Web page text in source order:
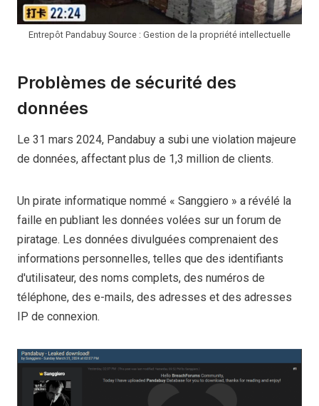
Entrepôt Pandabuy Source : Gestion de la propriété intellectuelle
Problèmes de sécurité des
données
Le 31 mars 2024, Pandabuy a subi une violation majeure
de données, affectant plus de 1,3 million de clients.
Un pirate informatique nommé « Sanggiero » a révélé la
faille en publiant les données volées sur un forum de
piratage. Les données divulguées comprenaient des
informations personnelles, telles que des identifiants
d'utilisateur, des noms complets, des numéros de
téléphone, des e-mails, des adresses et des adresses
IP de connexion.